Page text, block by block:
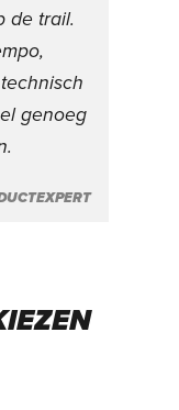
de trail.
genoeg